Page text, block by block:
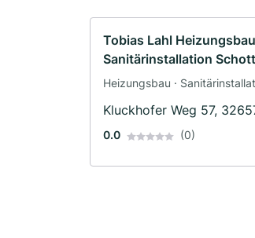
Tobias Lahl
Sanitärinstallation
Heizungsbau ·
Kluckhofer Weg 57,
0.0 (0)